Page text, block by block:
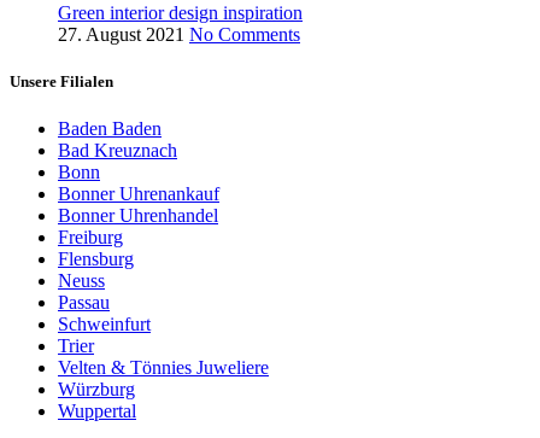
Green interior design inspiration
27. August 2021 No Comments
Unsere Filialen
Baden Baden
Bad Kreuznach
Bonn
Bonner Uhrenankauf
Bonner Uhrenhandel
Freiburg
Flensburg
Neuss
Passau
Schweinfurt
Trier
Velten & Tönnies Juweliere
Würzburg
Wuppertal